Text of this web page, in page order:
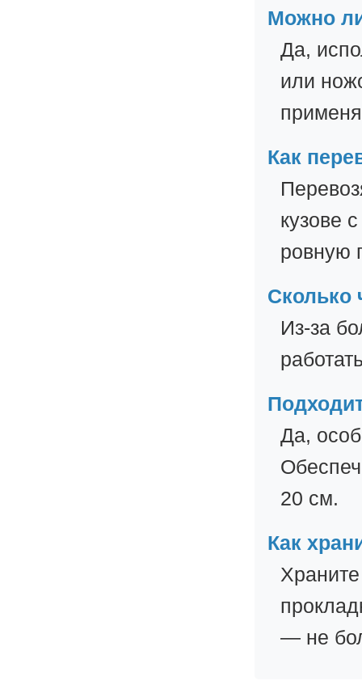
Можно
Да,
или
Как
кузове
ровную
Сколько
Из-за
Да,
20 см.
Как
— не